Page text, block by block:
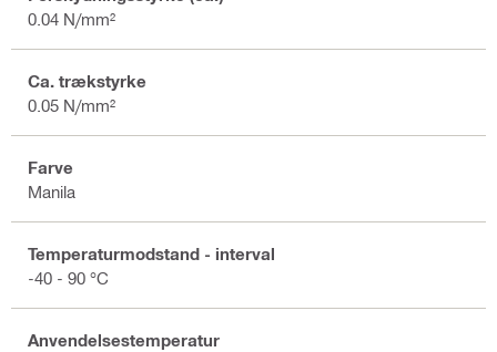
0.04 N/mm²
Ca. trækstyrke
0.05 N/mm²
Farve
Manila
Temperaturmodstand - interval
-40 - 90 °C
Anvendelsestemperatur